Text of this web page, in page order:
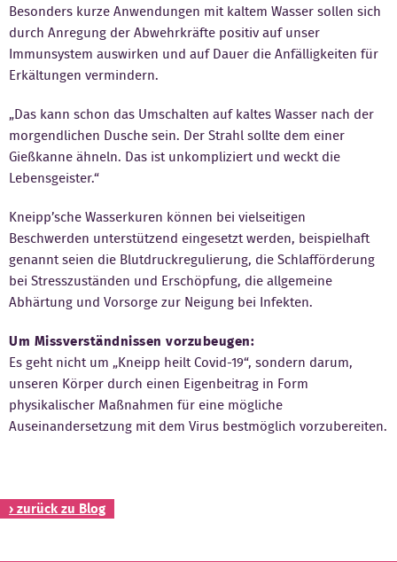
Besonders kurze Anwendungen mit kaltem Wasser sollen sich
durch Anregung der Abwehrkräfte positiv auf unser
Immunsystem auswirken und auf Dauer die Anfälligkeiten für
Erkältungen vermindern.
„Das kann schon das Umschalten auf kaltes Wasser nach der
morgendlichen Dusche sein. Der Strahl sollte dem einer
Gießkanne ähneln. Das ist unkompliziert und weckt die
Lebensgeister.“
Kneipp’sche Wasserkuren können bei vielseitigen
Beschwerden unterstützend eingesetzt werden, beispielhaft
genannt seien die Blutdruckregulierung, die Schlafförderung
bei Stresszuständen und Erschöpfung, die allgemeine
Abhärtung und Vorsorge zur Neigung bei Infekten.
Um Missverständnissen vorzubeugen:
Es geht nicht um „Kneipp heilt Covid-19“, sondern darum,
unseren Körper durch einen Eigenbeitrag in Form
physikalischer Maßnahmen für eine mögliche
Auseinandersetzung mit dem Virus bestmöglich vorzubereiten.
› zurück zu Blog